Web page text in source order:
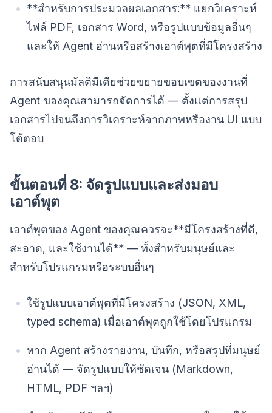
**สำหรับการประมวลผลเอกสาร:** แยกวิเคราะห์
ไฟล์ PDF, เอกสาร Word, หรือรูปแบบข้อมูลอื่นๆ
และให้ Agent อ่านหรือสร้างเอาต์พุตที่มีโครงสร้าง
การสนับสนุนมัลติมีเดียช่วยขยายขอบเขตของงานที่
Agent ของคุณสามารถจัดการได้ — ตั้งแต่การสรุป
เอกสารไปจนถึงการวิเคราะห์จากภาพหรืองาน UI แบบ
โต้ตอบ
ขั้นตอนที่ 8: จัดรูปแบบและส่งมอบ
เอาต์พุต
เอาต์พุตของ Agent ของคุณควรจะ**มีโครงสร้างที่ดี,
สะอาด, และใช้งานได้** — ทั้งสำหรับมนุษย์และ
สำหรับโปรแกรมหรือระบบอื่นๆ
ใช้รูปแบบเอาต์พุตที่มีโครงสร้าง (JSON, XML,
typed schema) เมื่อเอาต์พุตถูกใช้โดยโปรแกรม
หาก Agent สร้างรายงาน, บันทึก, หรือสรุปที่มนุษย์
อ่านได้ — จัดรูปแบบให้ชัดเจน (Markdown,
HTML, PDF ฯลฯ)